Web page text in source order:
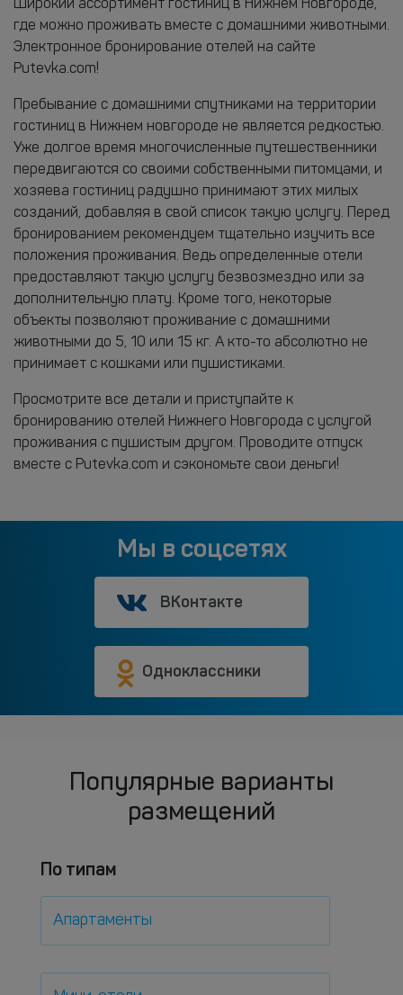
Широкий ассортимент гостиниц в Нижнем Новгороде,
где можно проживать вместе с домашними животными.
Электронное бронирование отелей на сайте
Putevka.com!
Пребывание с домашними спутниками на территории
гостиниц в Нижнем новгороде не является редкостью.
Уже долгое время многочисленные путешественники
передвигаются со своими собственными питомцами, и
хозяева гостиниц радушно принимают этих милых
созданий, добавляя в свой список такую услугу. Перед
бронированием рекомендуем тщательно изучить все
положения проживания. Ведь определенные отели
предоставляют такую услугу безвозмездно или за
дополнительную плату. Кроме того, некоторые
объекты позволяют проживание с домашними
животными до 5, 10 или 15 кг. А кто-то абсолютно не
принимает с кошками или пушистиками.
Просмотрите все детали и приступайте к
бронированию отелей Нижнего Новгорода с услугой
проживания с пушистым другом. Проводите отпуск
вместе с Putevka.com и сэкономьте свои деньги!
Мы в соцсетях
ВКонтакте
Одноклассники
Популярные варианты
размещений
По типам
Апартаменты